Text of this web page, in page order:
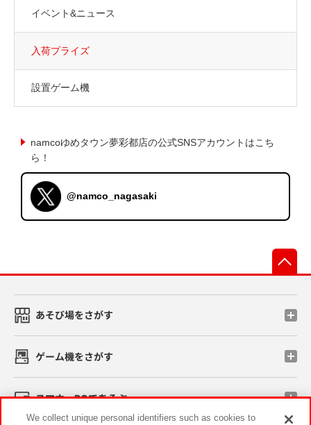
イベント&ニュース
入荷プライズ
設置ゲーム機
namcoゆめタウン夢彩都店の公式SNSアカウントはこち
ら！
@namco_nagasaki
あそび場をさがす
ゲーム機をさがす
スマホ・PCであそぶ
We collect unique personal identifiers such as cookies to